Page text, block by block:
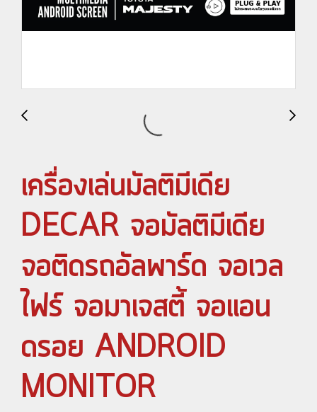
เครื่องเล่นมัลติมีเดีย
DECAR จอมัลติมีเดีย
จอติดรถอัลพาร์ด จอเวล
ไฟร์ จอมาเจสตี้ จอแอน
ดรอย ANDROID
MONITOR